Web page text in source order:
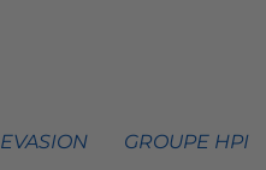
GROUPE HPI